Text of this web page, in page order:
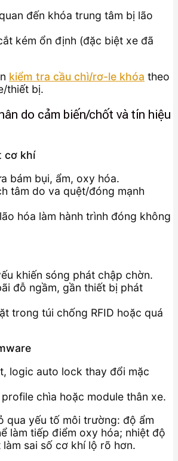
đến khóa trung tâm bị lão
kém ổn định (đặc biệt xe đã
kiểm tra cầu chì/rơ-le khóa theo
thiết bị.
do cảm biến/chốt và tín hiệu
cơ khí
bám bụi, ẩm, oxy hóa.
tâm do va quệt/đóng mạnh
hóa làm hành trình đóng không
khiến sóng phát chập chờn.
đỗ ngầm, gần thiết bị phát
trong túi chống RFID hoặc quá
logic auto lock thay đổi mặc
chìa hoặc module thân xe.
qua yếu tố môi trường: độ ẩm
làm tiếp điểm oxy hóa; nhiệt độ
sai số cơ khí lộ rõ hơn.